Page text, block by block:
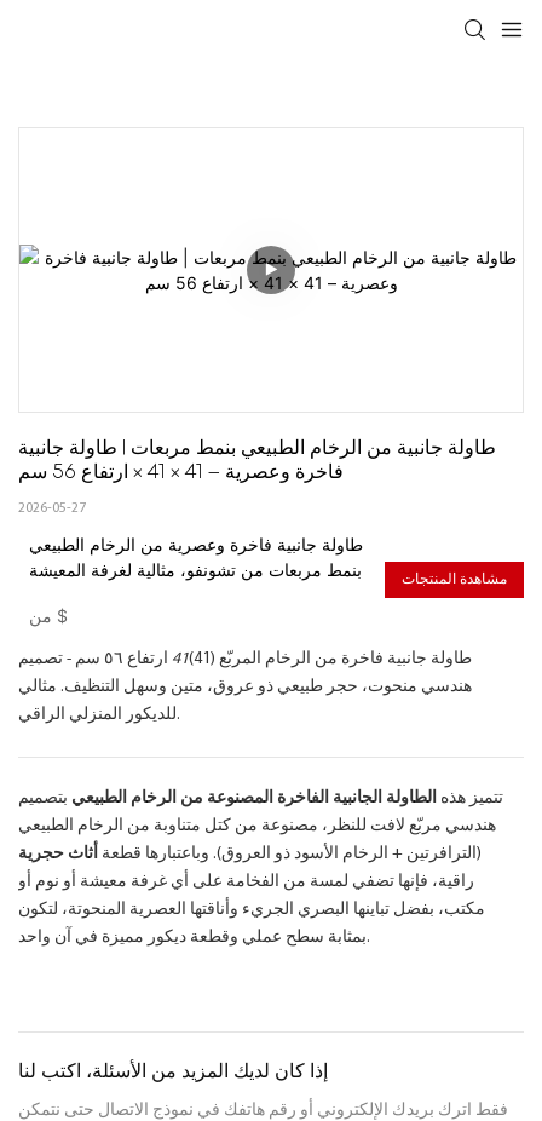
طاولة جانبية من الرخام الطبيعي بنمط مربعات | طاولة جانبية
فاخرة وعصرية – 41 × 41 × ارتفاع 56 سم
2026-05-27
طاولة جانبية فاخرة وعصرية من الرخام الطبيعي
بنمط مربعات من تشونفو، مثالية لغرفة المعيشة
$
مشاهدة المنتجات
طاولة جانبية فاخرة من الرخام المربّع (41) 41
ارتفاع ٥٦ سم - تصميم
هندسي منحوت، حجر طبيعي ذو عروق، متين وسهل التنظيف. مثالي
للديكور المنزلي الراقي.
تتميز هذه الطاولة الجانبية الفاخرة المصنوعة من الرخام الطبيعي بتصميم
هندسي مربّع لافت للنظر، مصنوعة من كتل متناوبة من الرخام الطبيعي
(الترافرتين + الرخام الأسود ذو العروق). وباعتبارها قطعة أثاث حجرية
راقية، فإنها تضفي لمسة من الفخامة على أي غرفة معيشة أو نوم أو
مكتب، بفضل تباينها البصري الجريء وأناقتها العصرية المنحوتة، لتكون
بمثابة سطح عملي وقطعة ديكور مميزة في آن واحد.
إذا كان لديك المزيد من الأسئلة، اكتب لنا
فقط اترك بريدك الإلكتروني أو رقم هاتفك في نموذج الاتصال حتى نتمكن